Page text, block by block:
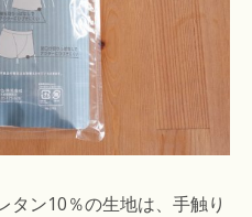
タン10％の生地は、手触り